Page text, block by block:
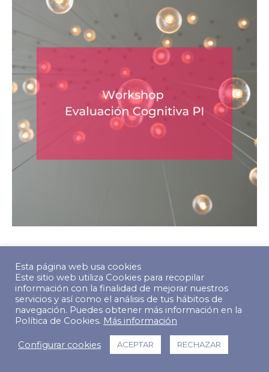
© Copyright 2022 The Predictive Index. Todos los derechos
reservados.
Footer Menu
Esta página web usa cookies
Este sitio web utiliza Cookies para recopilar
información con la finalidad de mejorar nuestros
servicios y así como el análisis de tus hábitos de
navegación. Puedes obtener más información en la
Política de Cookies. Más información
Configurar cookies ACEPTAR RECHAZAR